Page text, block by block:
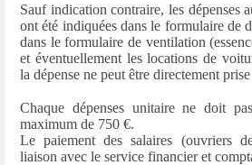
Sauf indication contraire, les dépenses
ont été indiquées dans le formulaire de
dans le formulaire de ventilation
et éventuellement les locations de
la dépense ne peut être directement
Chaque dépenses unitaire ne doit
maximum de 750 €.
Le paiement des salaires (ouvriers
liaison avec le service financier et